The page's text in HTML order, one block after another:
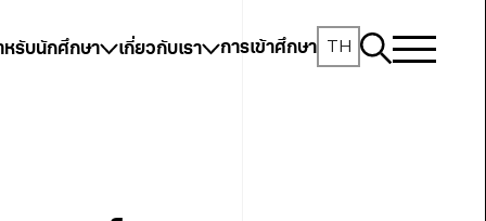
หรับนักศึกษา เกี่ยวกับเรา การเข้าศึกษา TH